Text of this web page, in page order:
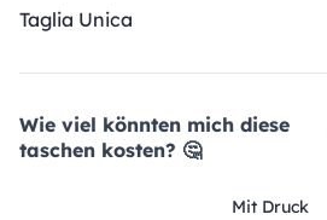
Taglia Unica
Wie viel könnten mich diese
taschen kosten? 🤔
Mit Druck